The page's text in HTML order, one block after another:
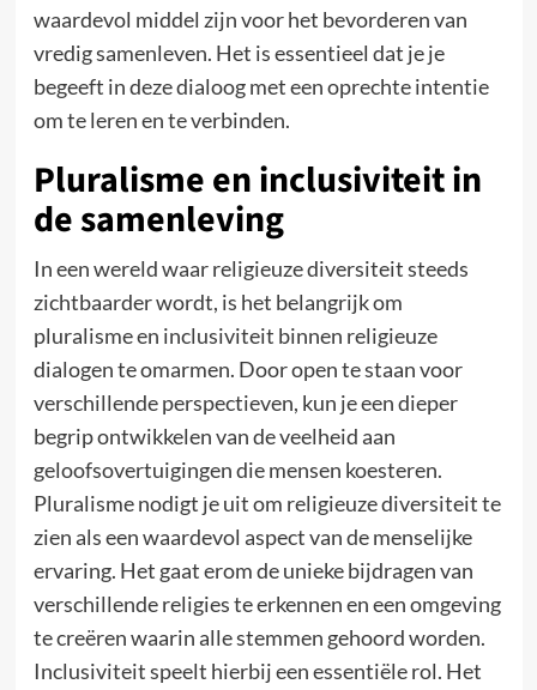
waardevol middel zijn voor het bevorderen van
vredig samenleven. Het is essentieel dat je je
begeeft in deze dialoog met een oprechte intentie
om te leren en te verbinden.
Pluralisme en inclusiviteit in
de samenleving
In een wereld waar religieuze diversiteit steeds
zichtbaarder wordt, is het belangrijk om
pluralisme en inclusiviteit binnen religieuze
dialogen te omarmen. Door open te staan voor
verschillende perspectieven, kun je een dieper
begrip ontwikkelen van de veelheid aan
geloofsovertuigingen die mensen koesteren.
Pluralisme nodigt je uit om religieuze diversiteit te
zien als een waardevol aspect van de menselijke
ervaring. Het gaat erom de unieke bijdragen van
verschillende religies te erkennen en een omgeving
te creëren waarin alle stemmen gehoord worden.
Inclusiviteit speelt hierbij een essentiële rol. Het